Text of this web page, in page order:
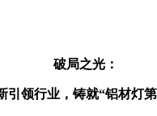
破局之光：
引领行业，铸就“铝材灯